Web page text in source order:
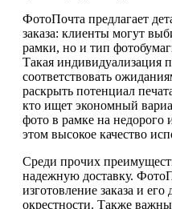
ФотоПочта предлагает
заказа: клиенты могут
рамки, но и тип
Такая индивидуализация
соответствовать
раскрыть потенциал
кто ищет экономный
фото в рамке на недорого
этом высокое качество
Среди прочих
надежную доставку.
изготовление заказа и
окрестности. Также